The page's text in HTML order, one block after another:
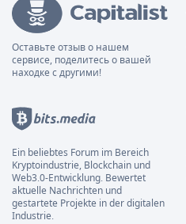
Оставьте отзыв о нашем
сервисе, поделитесь о вашей
находке с другими!
Ein beliebtes Forum im Bereich
Kryptoindustrie, Blockchain und
Web3.0-Entwicklung. Bewertet
aktuelle Nachrichten und
gestartete Projekte in der digitalen
Industrie.